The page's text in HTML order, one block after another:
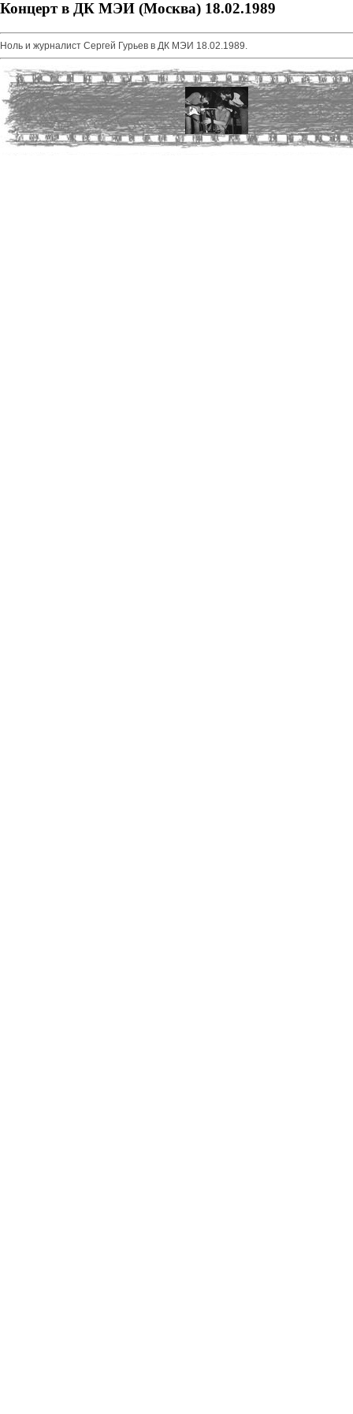
Концерт в ДК МЭИ (Москва) 18.02.1989
Ноль и журналист Сергей Гурьев в ДК МЭИ 18.02.1989.